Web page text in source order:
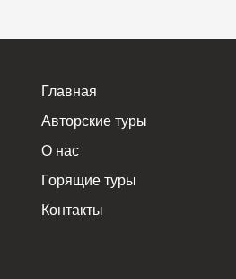
Главная
Авторские туры
О нас
Горящие туры
Контакты